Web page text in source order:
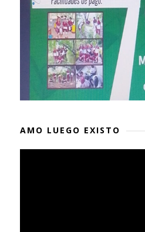
AMO LUEGO EXISTO